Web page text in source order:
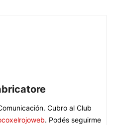
Cubro al Club
. Podés seguirme